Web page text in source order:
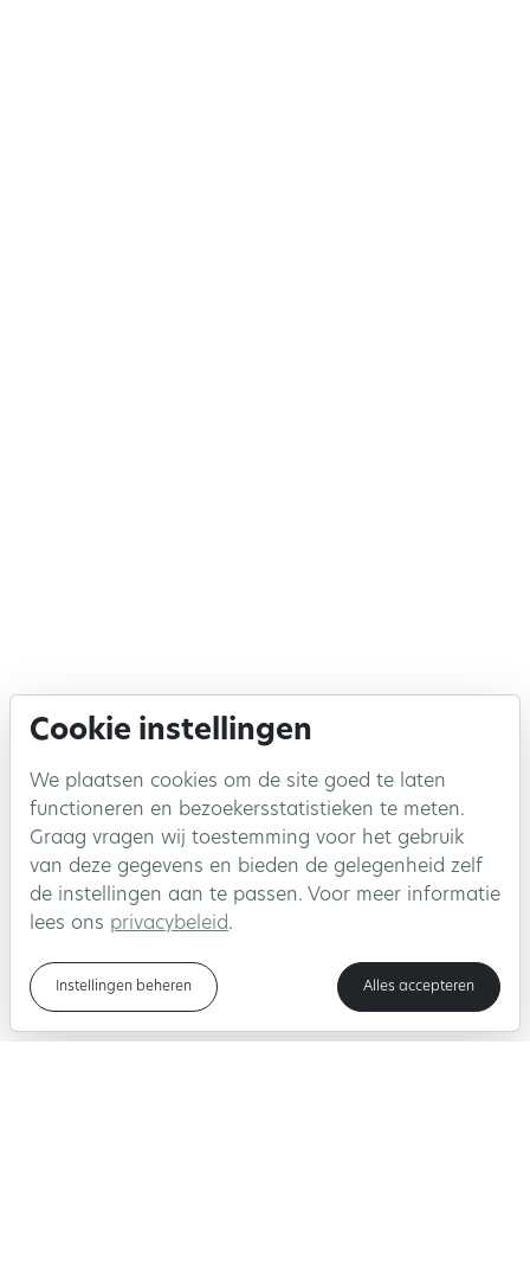
Cookie instellingen
We plaatsen cookies om de site goed te laten
functioneren en bezoekersstatistieken te meten.
Graag vragen wij toestemming voor het gebruik
van deze gegevens en bieden de gelegenheid zelf
de instellingen aan te passen. Voor meer informatie
lees ons privacybeleid.
Instellingen beheren Alles accepteren